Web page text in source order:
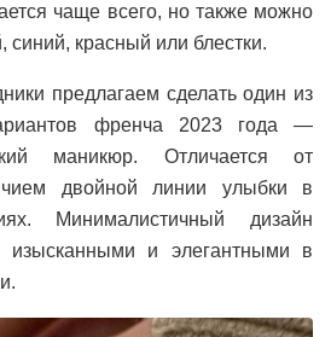
чаще всего, но также можно
синий, красный или блестки.
предлагаем сделать один из
френча 2023 года —
маникюр. Отличается от
двойной линии улыбки в
Минималистичный дизайн
изысканными и элегантными в